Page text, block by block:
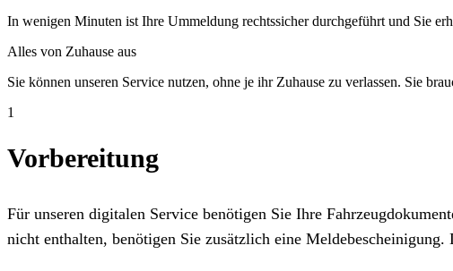
In wenigen Minuten ist Ihre Ummeldung rechtssicher durchgeführt und Sie
Alles von Zuhause aus
Sie können unseren Service nutzen, ohne je ihr Zuhause zu verlassen. Sie
1
Vorbereitung
Für unseren digitalen Service benötigen Sie Ihre
nicht enthalten, benötigen Sie zusätzlich eine